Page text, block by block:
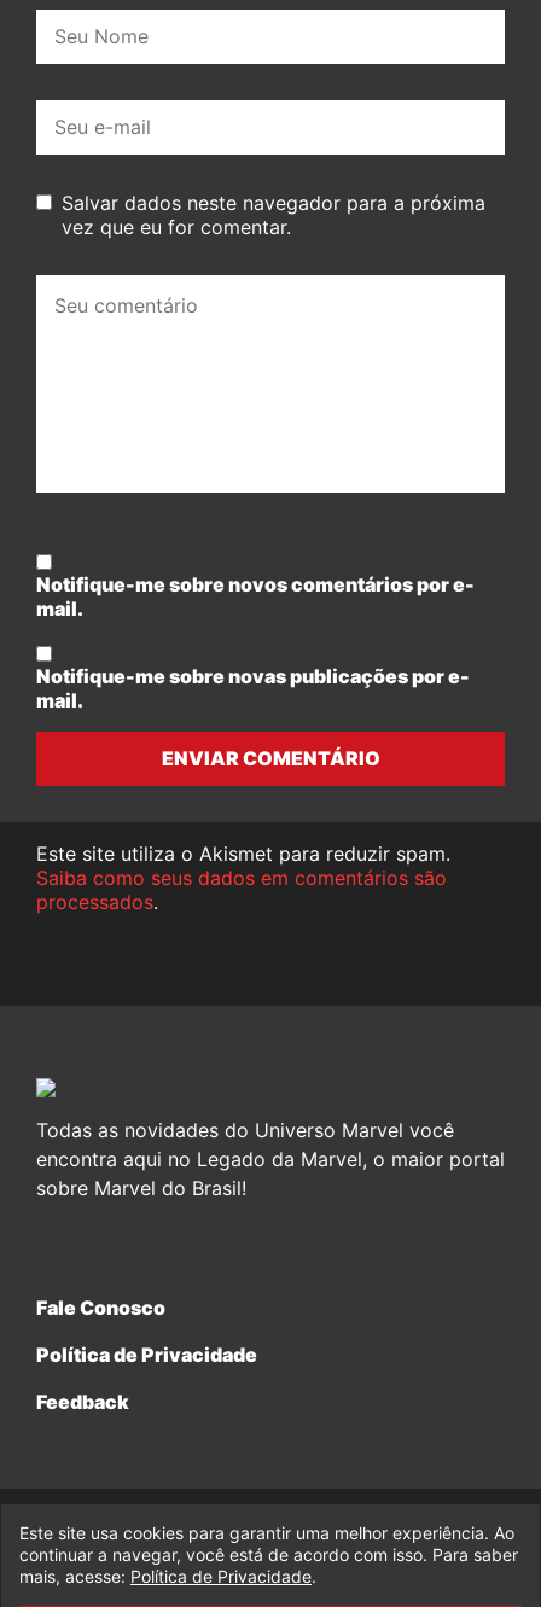
mail:
Salvar dados neste navegador para a próxima
vez que eu for comentar.
comentário:
Notifique-me sobre novos comentários por e-
mail.
Notifique-me sobre novas publicações por e-
mail.
ENVIAR COMENTÁRIO
Este site utiliza o Akismet para reduzir spam.
Saiba como seus dados em comentários são
processados.
Todas as novidades do Universo Marvel você
encontra aqui no Legado da Marvel, o maior portal
sobre Marvel do Brasil!
Fale Conosco
Política de Privacidade
Feedback
© 2017-2026 Legado da Marvel, uma empresa da Legado
Enterprises.
Este site usa cookies para garantir uma melhor experiência. Ao
continuar a navegar, você está de acordo com isso. Para saber
mais, acesse: Política de Privacidade.